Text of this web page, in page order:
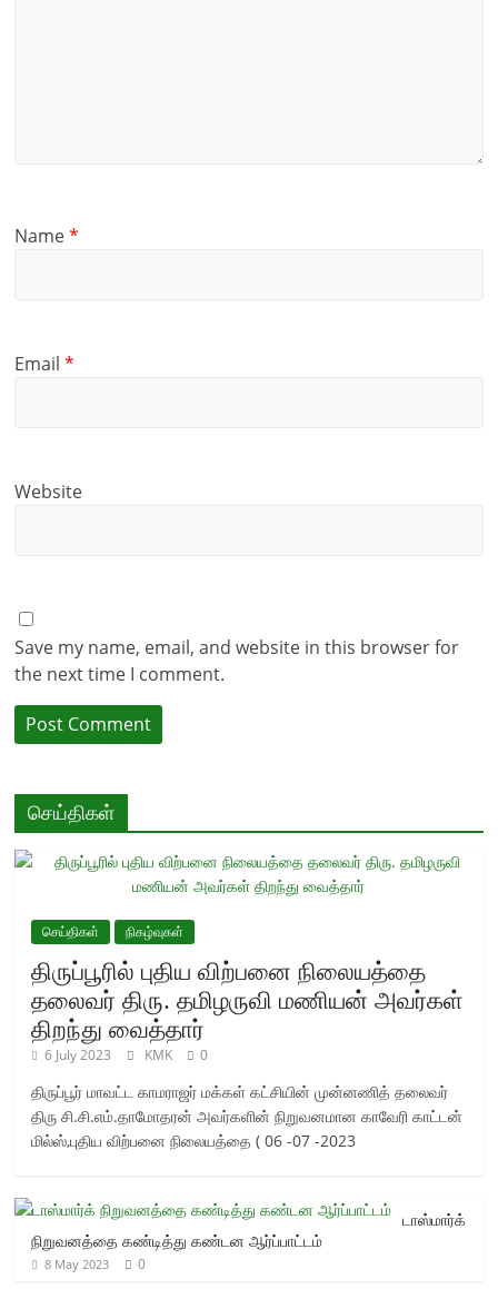
Name*
Email*
Website
Save my name, email, and website in this browser for
the next time I comment.
செய்திகள்
செய்திகள் நிகழ்வுகள்
திருப்பூரில் புதிய விற்பனை நிலையத்தை
தலைவர் திரு. தமிழருவி மணியன் அவர்கள்
திறந்து வைத்தார்
6 July 2023 KMK 0
திருப்பூர் மாவட்ட காமராஜர் மக்கள் கட்சியின் முன்னணித் தலைவர்
திரு சி.சி.எம்.தாமோதரன் அவர்களின் நிறுவனமான காவேரி காட்டன்
மில்ஸ்,புதிய விற்பனை நிலையத்தை ( 06 -07 -2023
டாஸ்மார்க்
நிறுவனத்தை கண்டித்து கண்டன ஆர்ப்பாட்டம்
8 May 2023 0